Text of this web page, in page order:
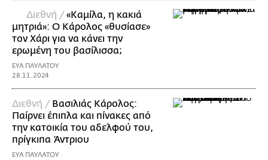
Διεθνή / «Καμίλα, η κακιά
μητριά»: Ο Κάρολος «θυσίασε»
τον Χάρι για να κάνει την
ερωμένη του βασίλισσα;
ΕΥΑ ΠΑΥΛΑΤΟΥ
28.11.2024
Διεθνή / Βασιλιάς Κάρολος:
Παίρνει έπιπλα και πίνακες από
την κατοικία του αδελφού του,
πρίγκιπα Άντριου
ΕΥΑ ΠΑΥΛΑΤΟΥ